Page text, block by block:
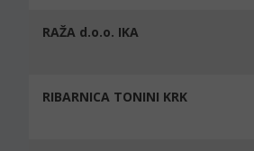
RAŽA d.o.o. IKA
RIBARNICA TONINI KRK